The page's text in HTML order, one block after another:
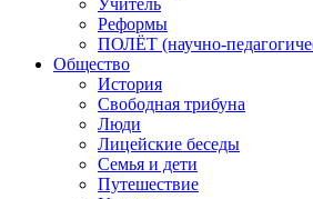
Реформы
ПОЛЁТ (научно-
Общество
История
Свободная трибуна
Люди
Лицейские беседы
Семья и дети
Путешествие